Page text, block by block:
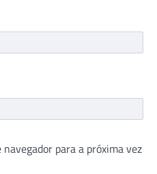
para a próxima vez